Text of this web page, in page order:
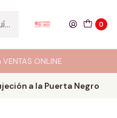
0
ONLINE
a la Puerta Negro